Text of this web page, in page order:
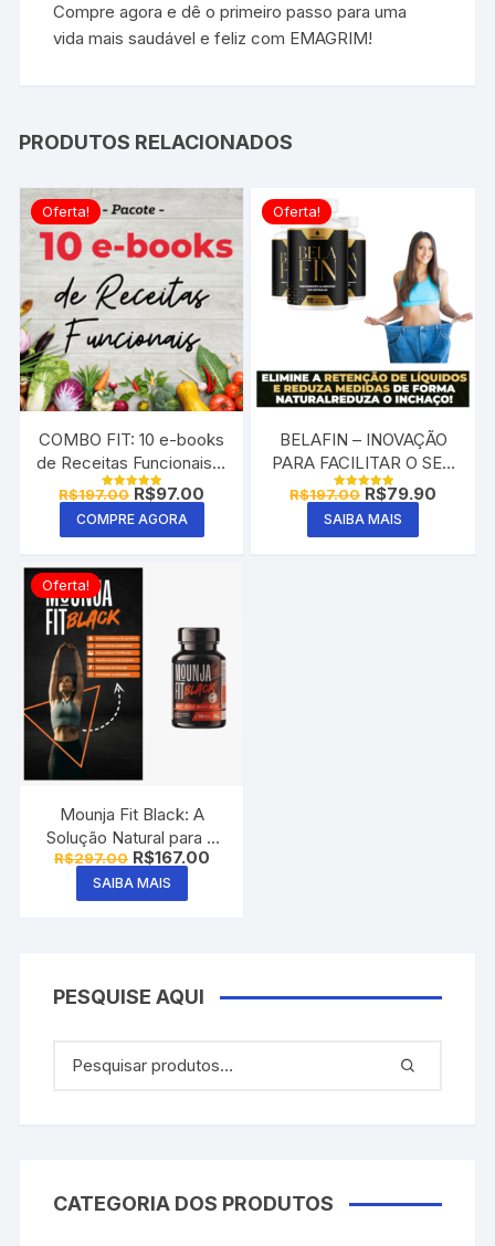
Compre agora e dê o primeiro passo para uma
vida mais saudável e feliz com EMAGRIM!
PRODUTOS RELACIONADOS
Oferta!
COMBO FIT: 10 e-books
de Receitas Funcionais e
Saudáveis 100% autorais
Avaliação
de 5
R$197.00 O
preço
original
era:
R$97.00
preço
é:
COMPRE AGORA
Oferta!
BELAFIN – INOVAÇÃO
PARA FACILITAR O SEU
EMAGRECIMENTO!
Avaliação
de 5
R$197.00 O
preço
original
era:
R$79.90
SAIBA MAIS
Oferta!
Mounja Fit Black: A
Solução Natural para o
Emagrecimento
Saudável
R$297.00 O
preço
original
era:
R$167.00O
SAIBA MAIS
PESQUISE AQUI
CATEGORIA DOS PRODUTOS